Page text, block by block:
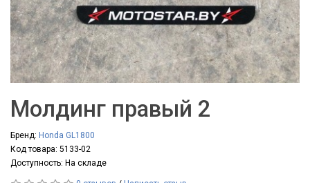
Молдинг правый 2
Бренд: Honda GL1800
Код товара: 5133-02
Доступность: На складе